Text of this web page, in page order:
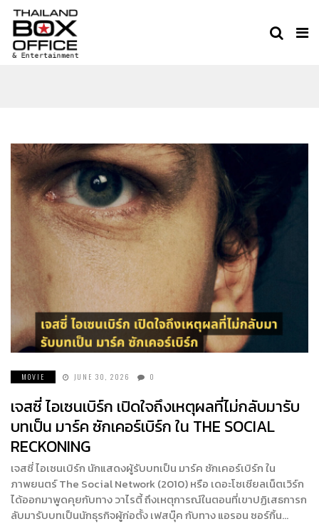
THE SOCIAL NETWORK
PART II
MOVIE JUNE 30, 2026 0
เจสซี่ ไอเซนเบิร์ก เปิดใจถึงเหตุผลที่ไม่กลับมารับ
บทเป็น มาร์ค ซักเคอร์เบิร์ก ใน THE SOCIAL
RECKONING
เจสซี่ ไอเซนเบิร์ก นักแสดงผู้รับบทเป็น มาร์ค ซักเคอร์เบิร์ก ใน
ภาพยนตร์ The Social Network (2010) หรือ เดอะโซเชียลเน็ตเวิร์ก
ได้ออกมาพูดคุยกับทาง วาไรตี้ ถึงเหตุการณ์ในตอนที่เขาปฏิเสธการก
ลับมารับบทเป็นนักธุรกิจผู้ก่อตั้ง เฟสบุ๊ค กับทาง แอรอน ซอร์กิ้น…